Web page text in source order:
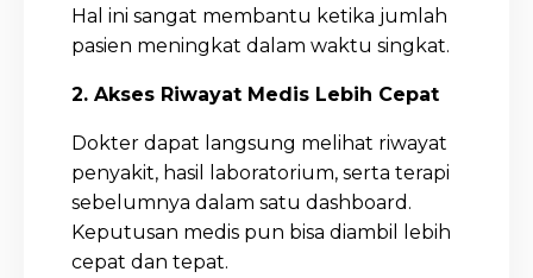
Hal ini sangat membantu ketika jumlah
pasien meningkat dalam waktu singkat.
2. Akses Riwayat Medis Lebih Cepat
Dokter dapat langsung melihat riwayat
penyakit, hasil laboratorium, serta terapi
sebelumnya dalam satu dashboard.
Keputusan medis pun bisa diambil lebih
cepat dan tepat.